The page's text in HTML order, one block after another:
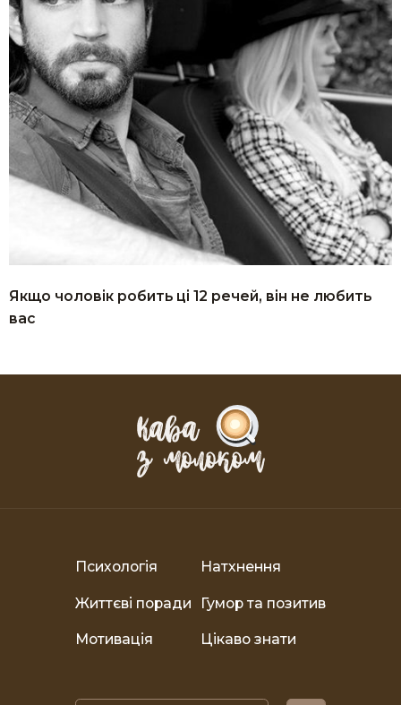
Якщо чоловік робить ці 12 речей, він не любить
вас
Психологія Натхнення
Життєві поради Гумор та позитив
Мотивація Цікаво знати